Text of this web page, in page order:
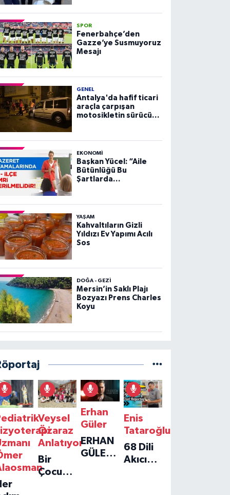
SPOR
Fenerbahçe’den
Gazze’ye Susmuyoruz
Mesajı
GENEL
Antalya'da hafif ticari
araçla çarpışan
motosikletin sürücüsü
EKONOMI
Başkan Yücel: “Aile
Bütünlüğü Bu
Şartlarda
YAŞAM
Kahvaltıların Gizli
Yıldızı Ev Yapımı Acılı
Sos
DOĞA - GEZI
Mersin’in Saklı Plajı
Bozyazı Prens Charles
Koyu
Veysel
Özaraz
Anlatıyor
Bir
Çocuğun
Erhan
Güler
ERHAN
GÜLER'IN
Enis
Tataroğlu
68 Dili
Akıcı